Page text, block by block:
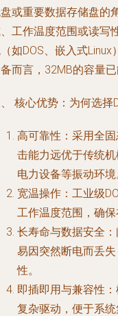
或重要数据存储盘的
工作温度范围或读写
如DOS、嵌入式
而言，32MB的容量已
核心优势：为何选择
高可靠性 ：采用全
击能力远优于传统
电力设备等振动环境
宽温操作 ：工业级
工作温度范围，确保
长寿命与数据安全
易因突然断电而丢
性。
即插即用与兼容性
复杂驱动，便于系统